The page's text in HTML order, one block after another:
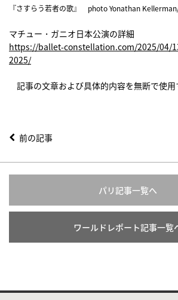
『さすらう若者の歌』 photo Yonathan
マチュー・ガニオ日本公演の詳細
https://ballet-constellation.com/2025/04/
2025/
記事の文章および具体的内容を無断で使用
前の記事
パリ記事一覧へ
ワールドレポート記事一覧